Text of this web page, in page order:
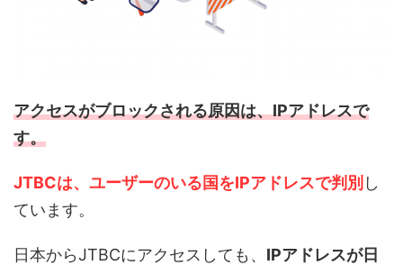
アクセスがブロックされる原因は、IPアドレスで
す。
JTBCは、 ユーザーのいる国をIPアドレスで判別 し
ています。
日本からJTBCにアクセスしても、 IPアドレスが日